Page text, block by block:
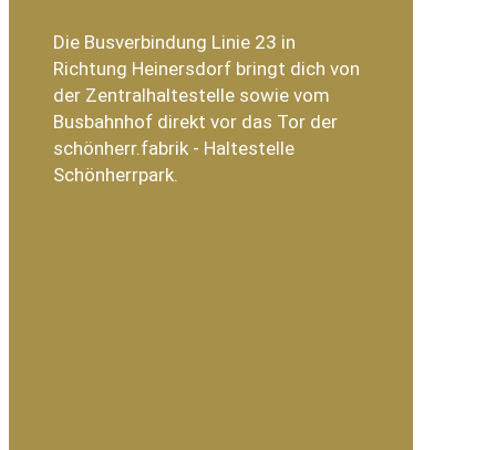
Die Busverbindung Linie 23 in
Richtung Heinersdorf bringt dich von
der Zentralhaltestelle sowie vom
Busbahnhof direkt vor das Tor der
schönherr.fabrik - Haltestelle
Schönherrpark.